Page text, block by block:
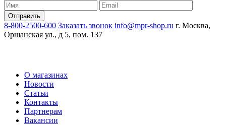
8-800-2500-600 Заказать звонок info@mpr-shop.ru г. Москва,
Оршанская ул., д 5, пом. 137
О магазинах
Новости
Статьи
Контакты
Партнерам
Вакансии